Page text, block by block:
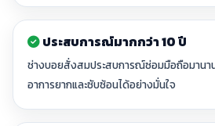
ประสบการณ์มากกว่า 10 ปี
ช่างบอยสั่งสมประสบการณ์ซ่อมมือถือมานา
อาการยากและซับซ้อนได้อย่างมั่นใจ